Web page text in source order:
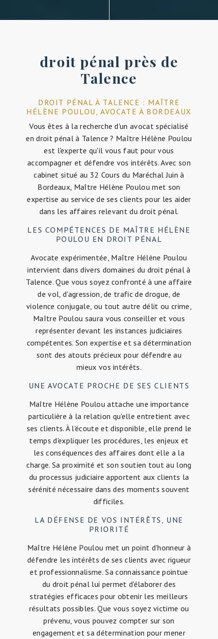
droit pénal près de
Talence
DROIT PÉNAL À TALENCE : MAÎTRE
HÉLÈNE POULOU, AVOCATE À BORDEAUX
Vous êtes à la recherche d'un avocat spécialisé
en droit pénal à Talence ? Maître Hélène Poulou
est l'experte qu'il vous faut pour vous
accompagner et défendre vos intérêts. Avec son
cabinet situé au 32 Cours du Maréchal Juin à
Bordeaux, Maître Hélène Poulou met son
expertise au service de ses clients pour les aider
dans les affaires relevant du droit pénal.
LES COMPÉTENCES DE MAÎTRE HÉLÈNE
POULOU EN DROIT PÉNAL
Avocate expérimentée, Maître Hélène Poulou
intervient dans divers domaines du droit pénal à
Talence. Que vous soyez confronté à une affaire
de vol, d'agression, de trafic de drogue, de
violence conjugale, ou tout autre délit ou crime,
Maître Poulou saura vous conseiller et vous
représenter devant les instances judiciaires
compétentes. Son expertise et sa détermination
sont des atouts précieux pour défendre au
mieux vos intérêts.
UNE AVOCATE PROCHE DE SES CLIENTS
Maître Hélène Poulou attache une importance
particulière à la relation qu'elle entretient avec
ses clients. À l'écoute et disponible, elle prend le
temps d'expliquer les procédures, les enjeux et
les conséquences des affaires dont elle a la
charge. Sa proximité et son soutien tout au long
du processus judiciaire apportent aux clients la
sérénité nécessaire dans des moments souvent
difficiles.
LA DÉFENSE DE VOS INTÉRÊTS, UNE
PRIORITÉ
Maître Hélène Poulou met un point d'honneur à
défendre les intérêts de ses clients avec rigueur
et professionnalisme. Sa connaissance pointue
du droit pénal lui permet d'élaborer des
stratégies efficaces pour obtenir les meilleurs
résultats possibles. Que vous soyez victime ou
prévenu, vous pouvez compter sur son
engagement et sa détermination pour mener